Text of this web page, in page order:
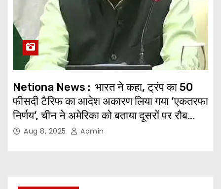
Netiona News : भारत ने कहा, ट्रंप का 50
फीसदी टैरिफ का आदेश अकारण लिया गया ‘एकतरफा
निर्णय’, चीन ने अमेरिका को बताया दूसरों पर रौब
झड़ने वाला बदमाश
Aug 8, 2025 Admin